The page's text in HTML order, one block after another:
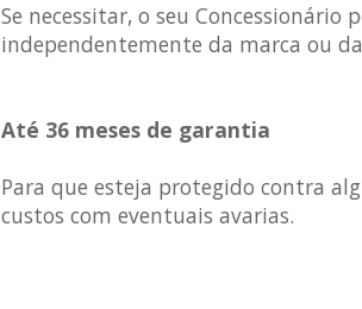
Se necessitar, o seu
independentemente da marca ou
Até 36 meses de garantia
Para que esteja protegido contra
custos com eventuais avarias.